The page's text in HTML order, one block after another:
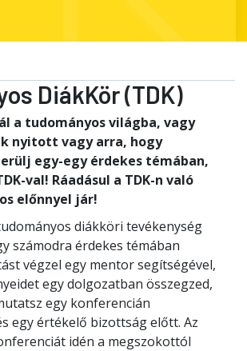
DiákKör (TDK)
a tudományos világba, vagy
nyitott vagy arra, hogy
egy-egy érdekes témában,
val! Ráadásul a TDK-n való
előnnyel jár!
diákköri tevékenység
számodra érdekes témában
végzel egy mentor segítségével,
egy dolgozatban összegzed,
egy konferencián
egy értékelő bizottság előtt. Az
idén a megszokottól